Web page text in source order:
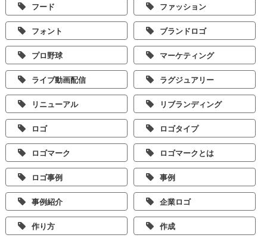
フード ファッション
フォント ブランドロゴ
プロ野球 マーケティング
ライブ動画配信 ラグジュアリー
リニューアル リブランディング
ロゴ ロゴタイプ
ロゴマーク ロゴマークとは
ロゴ事例 事例
事例紹介 企業ロゴ
作り方 作成